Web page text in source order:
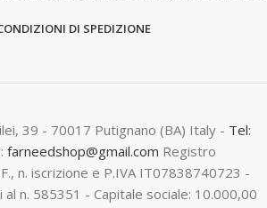
DI SPEDIZIONE
39 - 70017 Putignano (BA) Italy - Tel:
farneedshop@gmail.com Registro
n. iscrizione e P.IVA IT07838740723 -
al n. 585351 - Capitale sociale: 10.000,00